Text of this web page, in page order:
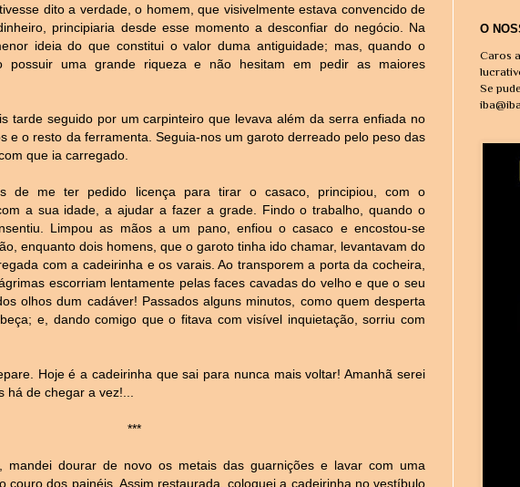
dito a verdade, o homem, que visivelmente estava convencido de
principiaria desde esse momento a desconfiar do negócio. Na
ideia do que constitui o valor duma antiguidade; mas, quando o
possuir uma grande riqueza e não hesitam em pedir as maiores
tarde seguido por um carpinteiro que levava além da serra enfiada no
e o resto da ferramenta. Seguia-nos um garoto derreado pelo peso das
que ia carregado.
de me ter pedido licença para tirar o casaco, principiou, com o
a sua idade, a ajudar a fazer a grade. Findo o trabalho, quando o
Limpou as mãos a um pano, enfiou o casaco e encostou-se
enquanto dois homens, que o garoto tinha ido chamar, levantavam do
com a cadeirinha e os varais. Ao transporem a porta da cocheira,
escorriam lentamente pelas faces cavadas do velho e que o seu
olhos dum cadáver! Passados alguns minutos, como quem desperta
e, dando comigo que o fitava com visível inquietação, sorriu com
Hoje é a cadeirinha que sai para nunca mais voltar! Amanhã serei
há de chegar a vez!...
***
mandei dourar de novo os metais das guarnições e lavar com uma
couro dos painéis. Assim restaurada, coloquei a cadeirinha no vestíbulo
O
Caros
Se